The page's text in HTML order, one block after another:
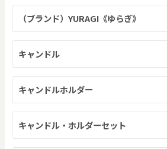
（ブランド）YURAGI《ゆらぎ》
キャンドル
キャンドルホルダー
キャンドル・ホルダーセット